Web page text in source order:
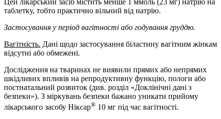
Цей лікарський засіб містить менше 1 ммоль (23 мг) натрію на
таблетку, тобто практично вільний від натрію.
Застосування у період вагітності або годування груддю.
Вагітність. Дані щодо застосування біластину вагітним жінкам
відсутні або обмежені.
Дослідження на тваринах не виявили прямих або непрямих
шкідливих впливів на репродуктивну функцію, пологи або
постнатальний розвиток (див. розділ «Доклінічні дані з
безпеки»). З міркувань безпеки бажано уникати прийому
лікарського засобу Ніксар® 10 мг під час вагітності.